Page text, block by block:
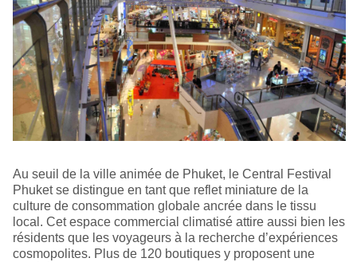
Au seuil de la ville animée de Phuket, le Central Festival
Phuket se distingue en tant que reflet miniature de la
culture de consommation globale ancrée dans le tissu
local. Cet espace commercial climatisé attire aussi bien les
résidents que les voyageurs à la recherche d’expériences
cosmopolites. Plus de 120 boutiques y proposent une